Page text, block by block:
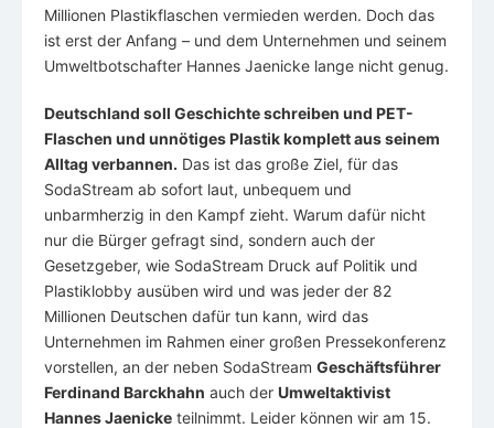
Millionen Plastikflaschen vermieden werden. Doch das
ist erst der Anfang – und dem Unternehmen und seinem
Umweltbotschafter Hannes Jaenicke lange nicht genug.
Deutschland soll Geschichte schreiben und PET-
Flaschen und unnötiges Plastik komplett aus seinem
Alltag verbannen. Das ist das große Ziel, für das
SodaStream ab sofort laut, unbequem und
unbarmherzig in den Kampf zieht. Warum dafür nicht
nur die Bürger gefragt sind, sondern auch der
Gesetzgeber, wie SodaStream Druck auf Politik und
Plastiklobby ausüben wird und was jeder der 82
Millionen Deutschen dafür tun kann, wird das
Unternehmen im Rahmen einer großen Pressekonferenz
vorstellen, an der neben SodaStream Geschäftsführer
Ferdinand Barckhahn auch der Umweltaktivist
Hannes Jaenicke teilnimmt. Leider können wir am 15.